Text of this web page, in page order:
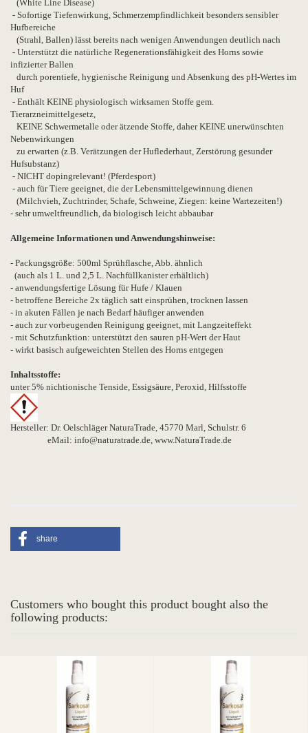
(White Line Disease)
- Sofortige Tiefenwirkung, Schmerzempfindlichkeit besonders sensibler
Hufbereiche
(Strahl, Ballen) lässt bereits nach wenigen Anwendungen deutlich nach
- Unterstützt die natürliche Regenerationsfähigkeit des Horns sowie
infizierter Ballen
durch porentiefe, hygienische Reinigung und Absenkung des pH-Wertes im
Huf
- Enthält KEINE physiologisch wirksamen Stoffe gem.
Tierarzneimittelgesetz,
KEINE Schwermetalle oder ätzende Stoffe, daher KEINE unerwünschten
Nebenwirkungen
zu erwarten (z.B. Verätzungen der Huflederhaut, Zerstörung gesunder
Hufsubstanz)
- NICHT dopingrelevant! (Pferdesport)
- auch für Tiere geeignet, die der Lebensmittelgewinnung dienen
(Milchvieh, Zuchtrinder, Schafe, Schweine, Ziegen: keine Wartezeiten!)
- sehr umweltfreundlich, da biologisch leicht abbaubar
Allgemeine Informationen und Anwendungshinweise:
- Packungsgröße: 500ml Sprühflasche, Abb. ähnlich
(auch als 1 L. und 2,5 L. Nachfüllkanister erhältlich)
- anwendungsfertige Lösung für Hufe / Klauen
- betroffene Bereiche 2x täglich satt einsprühen, trocknen lassen
- in akuten Fällen je nach Bedarf häufiger anwenden
- auch zur vorbeugenden Reinigung geeignet, mit Langzeiteffekt
- mit Schutzfunktion: unterstützt den sauren pH-Wert der Haut
- wirkt basisch aufgeweichten Stellen des Horns entgegen
Inhaltsstoffe:
unter 5% nichtionische Tenside, Essigsäure, Peroxid, Hilfsstoffe
Hersteller: Dr. Oelschläger NaturaTrade, 45770 Marl, Schulstr. 6
eMail: info@naturatrade.de, www.NaturaTrade.de
share
Customers who bought this product bought also the
following products: